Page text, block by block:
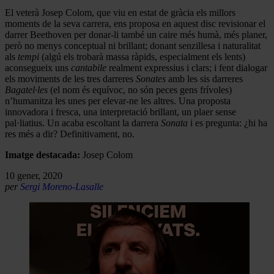
El veterà Josep Colom, que viu en estat de gràcia els millors
moments de la seva carrera, ens proposa en aquest disc revisionar el
darrer Beethoven per donar-li també un caire més humà, més planer,
però no menys conceptual ni brillant; donant senzillesa i naturalitat
als tempi (algú els trobarà massa ràpids, especialment els lents)
aconsegueix uns cantabile realment expressius i clars; i fent dialogar
els moviments de les tres darreres Sonates amb les sis darreres
Bagatel·les (el nom és equívoc, no són peces gens frívoles)
n’humanitza les unes per elevar-ne les altres. Una proposta
innovadora i fresca, una interpretació brillant, un plaer sense
pal·liatius. Un acaba escoltant la darrera Sonata i es pregunta: ¿hi ha
res més a dir? Definitivament, no.
Imatge destacada: Josep Colom
10 gener, 2020
per Sergi Moreno-Lasalle